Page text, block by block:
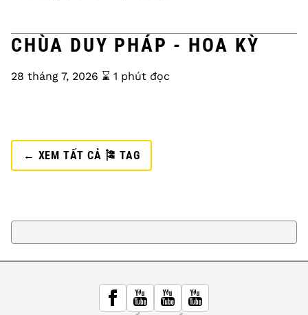
CHÙA DUY PHÁP - HOA KỲ
28 tháng 7, 2026 ⌛️ 1 phút đọc
← XEM TẤT CẢ 🎏 TAG